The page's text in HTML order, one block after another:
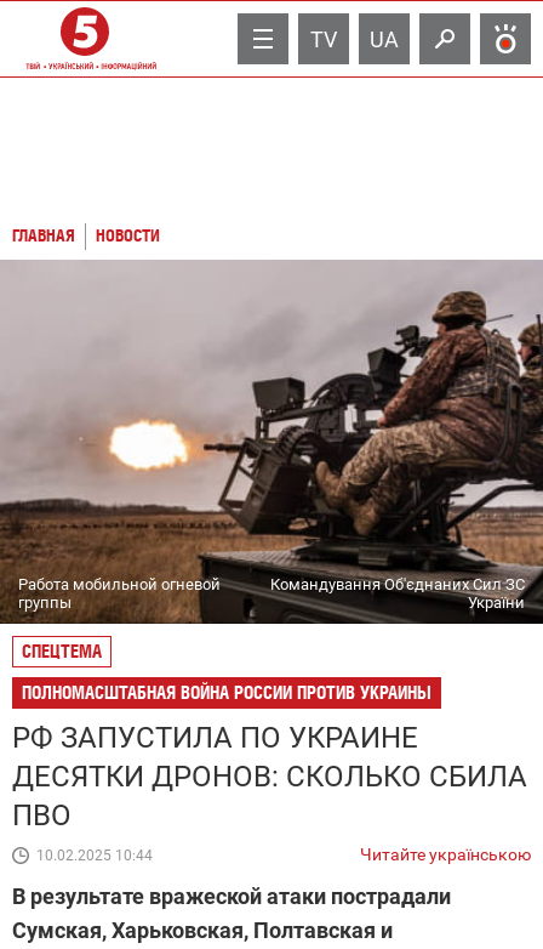
TV UA
ГЛАВНАЯ НОВОСТИ
Работа мобильной огневой
группы
Командування Об'єднаних Сил ЗС
України
СПЕЦТЕМА
ПОЛНОМАСШТАБНАЯ ВОЙНА РОССИИ ПРОТИВ УКРАИНЫ
РФ ЗАПУСТИЛА ПО УКРАИНЕ
ДЕСЯТКИ ДРОНОВ: СКОЛЬКО СБИЛА
ПВО
10.02.2025 10:44 Читайте українською
В результате вражеской атаки пострадали
Сумская, Харьковская, Полтавская и